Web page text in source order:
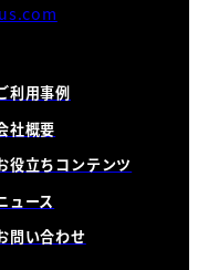
利用事例
社概要
役立ちコンテンツ
ュース
問い合わせ